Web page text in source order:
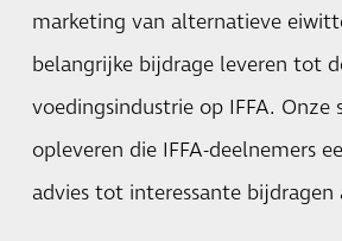
marketing van alternatieve
belangrijke bijdrage leveren tot
voedingsindustrie op IFFA.
opleveren die IFFA-deelnemers
advies tot interessante